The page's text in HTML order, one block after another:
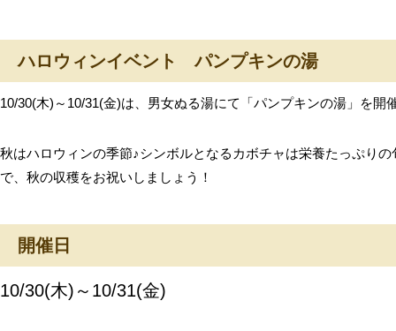
ハロウィンイベント パンプキンの湯
10/30(木)～10/31(金)は、男女ぬる湯にて「パンプキンの湯」を開
秋はハロウィンの季節♪シンボルとなるカボチャは栄養たっぷり
で、秋の収穫をお祝いしましょう！
開催日
10/30(木)～10/31(金)